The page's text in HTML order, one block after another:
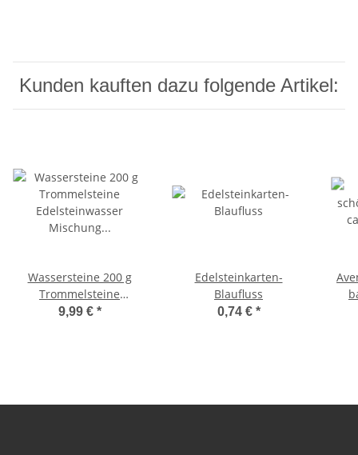
Kunden kauften dazu folgende Artikel:
Wassersteine 200 g
Trommelsteine
Edelsteinwasser
9,99 € *
Edelsteinkarten-
Blaufluss
0,74 € *